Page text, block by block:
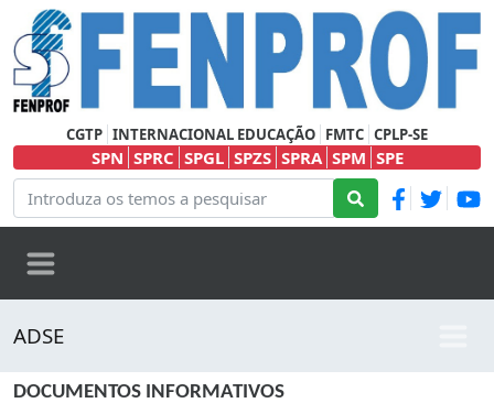
CGTP INTERNACIONAL EDUCAÇÃO FMTC CPLP-SE
SPN SPRC SPGL SPZS SPRA SPM SPE
ADSE
DOCUMENTOS INFORMATIVOS